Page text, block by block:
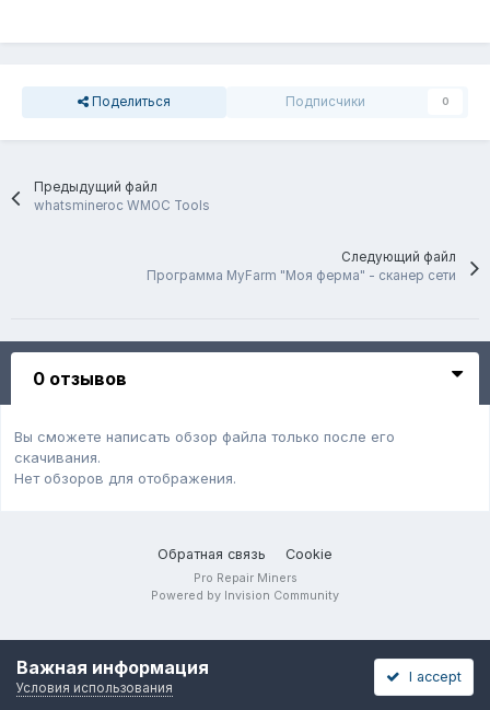
Поделиться Подписчики 0
Предыдущий файл
whatsmineroc WMOC Tools
Следующий файл
Программа MyFarm "Моя ферма" - сканер сети
0 отзывов
Вы сможете написать обзор файла только после его
скачивания.
Нет обзоров для отображения.
Обратная связь Cookie
Pro Repair Miners
Powered by Invision Community
Важная информация
Условия использования
I accept